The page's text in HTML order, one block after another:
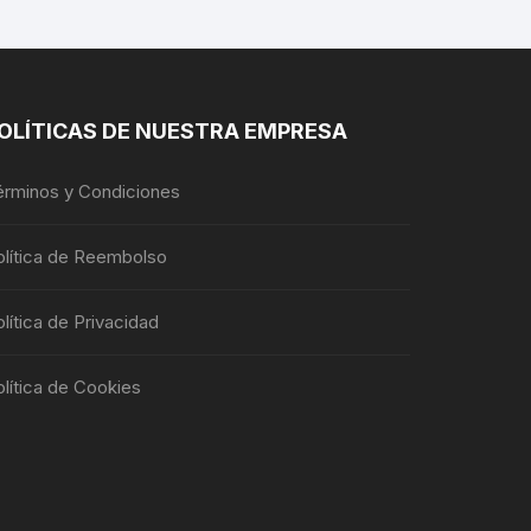
pueden
la
de
DE NUESTRA EMPRESA
y Condiciones
de Reembolso
de Privacidad
de Cookies